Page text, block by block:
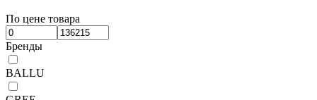
По цене товара
Бренды
BALLU